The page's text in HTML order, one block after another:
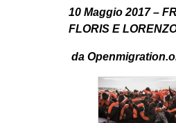
STUDENTI
ZAM
MILANO
SPAZI
10 Maggio 2017 –
FLORIS E
da